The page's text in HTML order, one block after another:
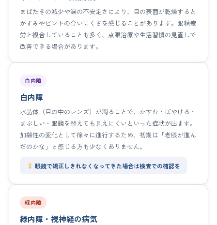
まばたきの減少や涙の不安定さにより、目の表面が乾燥すると
かすみやピントの合いにくさを感じることがあります。眼精疲
労と複合していることも多く、点眼治療や生活習慣の見直しで
改善できる場合があります。
白内障
白内障
水晶体（目の中のレンズ）が濁ることで、かすむ・ぼやける・
まぶしい・眼鏡を替えても見えにくいといった症状が出ます。
加齢性の変化として徐々に進行するため、初期は「老眼が進ん
だのかな」と感じる方も少なくありません。
眼鏡で矯正しきれなくなってきた場合は検査での確認を
緑内障
緑内障・視神経の病気